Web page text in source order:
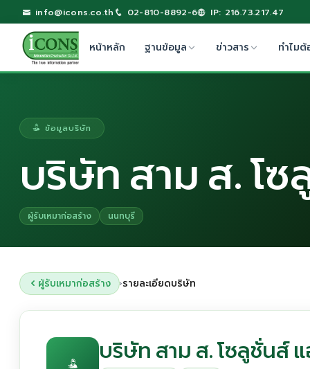
info@icons.co.th 02-810-8892-6 IP: 216.73.217.47
หน้าหลัก ฐานข้อมูล ข่าวสาร ทำไมต้
ข้อมูลบริษัท
บริษัท สาม ส. โ
ผู้รับเหมาก่อสร้าง นนทบุรี
ผู้รับเหมาก่อสร้าง ›รายละเอียดบริษัท
บริษัท สาม ส. โซลูชั่นส์